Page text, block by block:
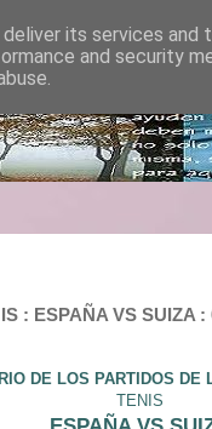
: ESPAÑA VS SUIZA
DE LOS PARTIDOS DE
TENIS
its services and
and security